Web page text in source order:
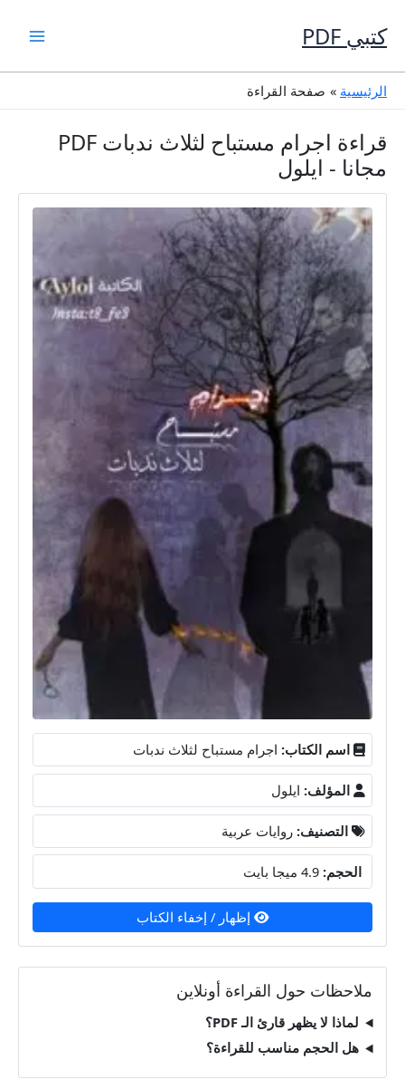
إلى
المحتوى
كتبي PDF
الرئيسية صفحة القراءة
قراءة اجرام مستباح لثلاث ندبات PDF
مجانا - ايلول
اسم الكتاب: اجرام مستباح لثلاث ندبات
المؤلف: ايلول
التصنيف: روايات عربية
الحجم:
إظهار / إخفاء الكتاب
ملاحظات حول القراءة أونلاين
لماذا لا يظهر قارئ الـ PDF؟
هل الحجم مناسب للقراءة؟